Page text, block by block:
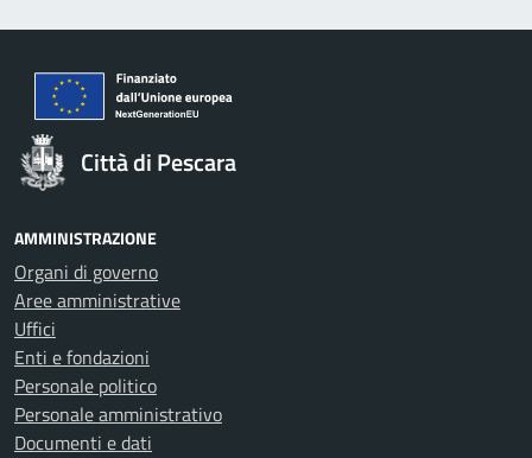
Città di Pescara
AMMINISTRAZIONE
Organi di governo
Aree amministrative
Uffici
Enti e fondazioni
Personale politico
Personale amministrativo
Documenti e dati